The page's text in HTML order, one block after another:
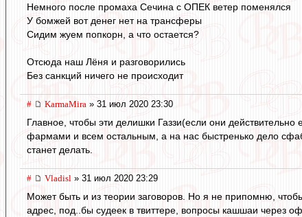
Немного после промаха Сечина с ОПЕК ветер поменялся
У бомжей вот денег нет на трансферы
Сидим жуем попкорн, а что остается?
Отсюда наш Лёня и разговорились
Без санкций ничего не происходит
# KarmaMira » 31 июл 2020 23:30
Главное, чтобы эти делишки Газзи(если они
фармами и всем остальным, а на нас быстренько дело
станет делать.
# Vladisl » 31 июл 2020 23:29
Может быть и из теории заговоров. Но я не припомню,
адрес, под..бы судеек в твиттере, вопросы кашшаи через